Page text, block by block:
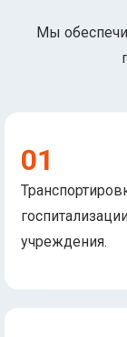
Мы
01
учреждения.